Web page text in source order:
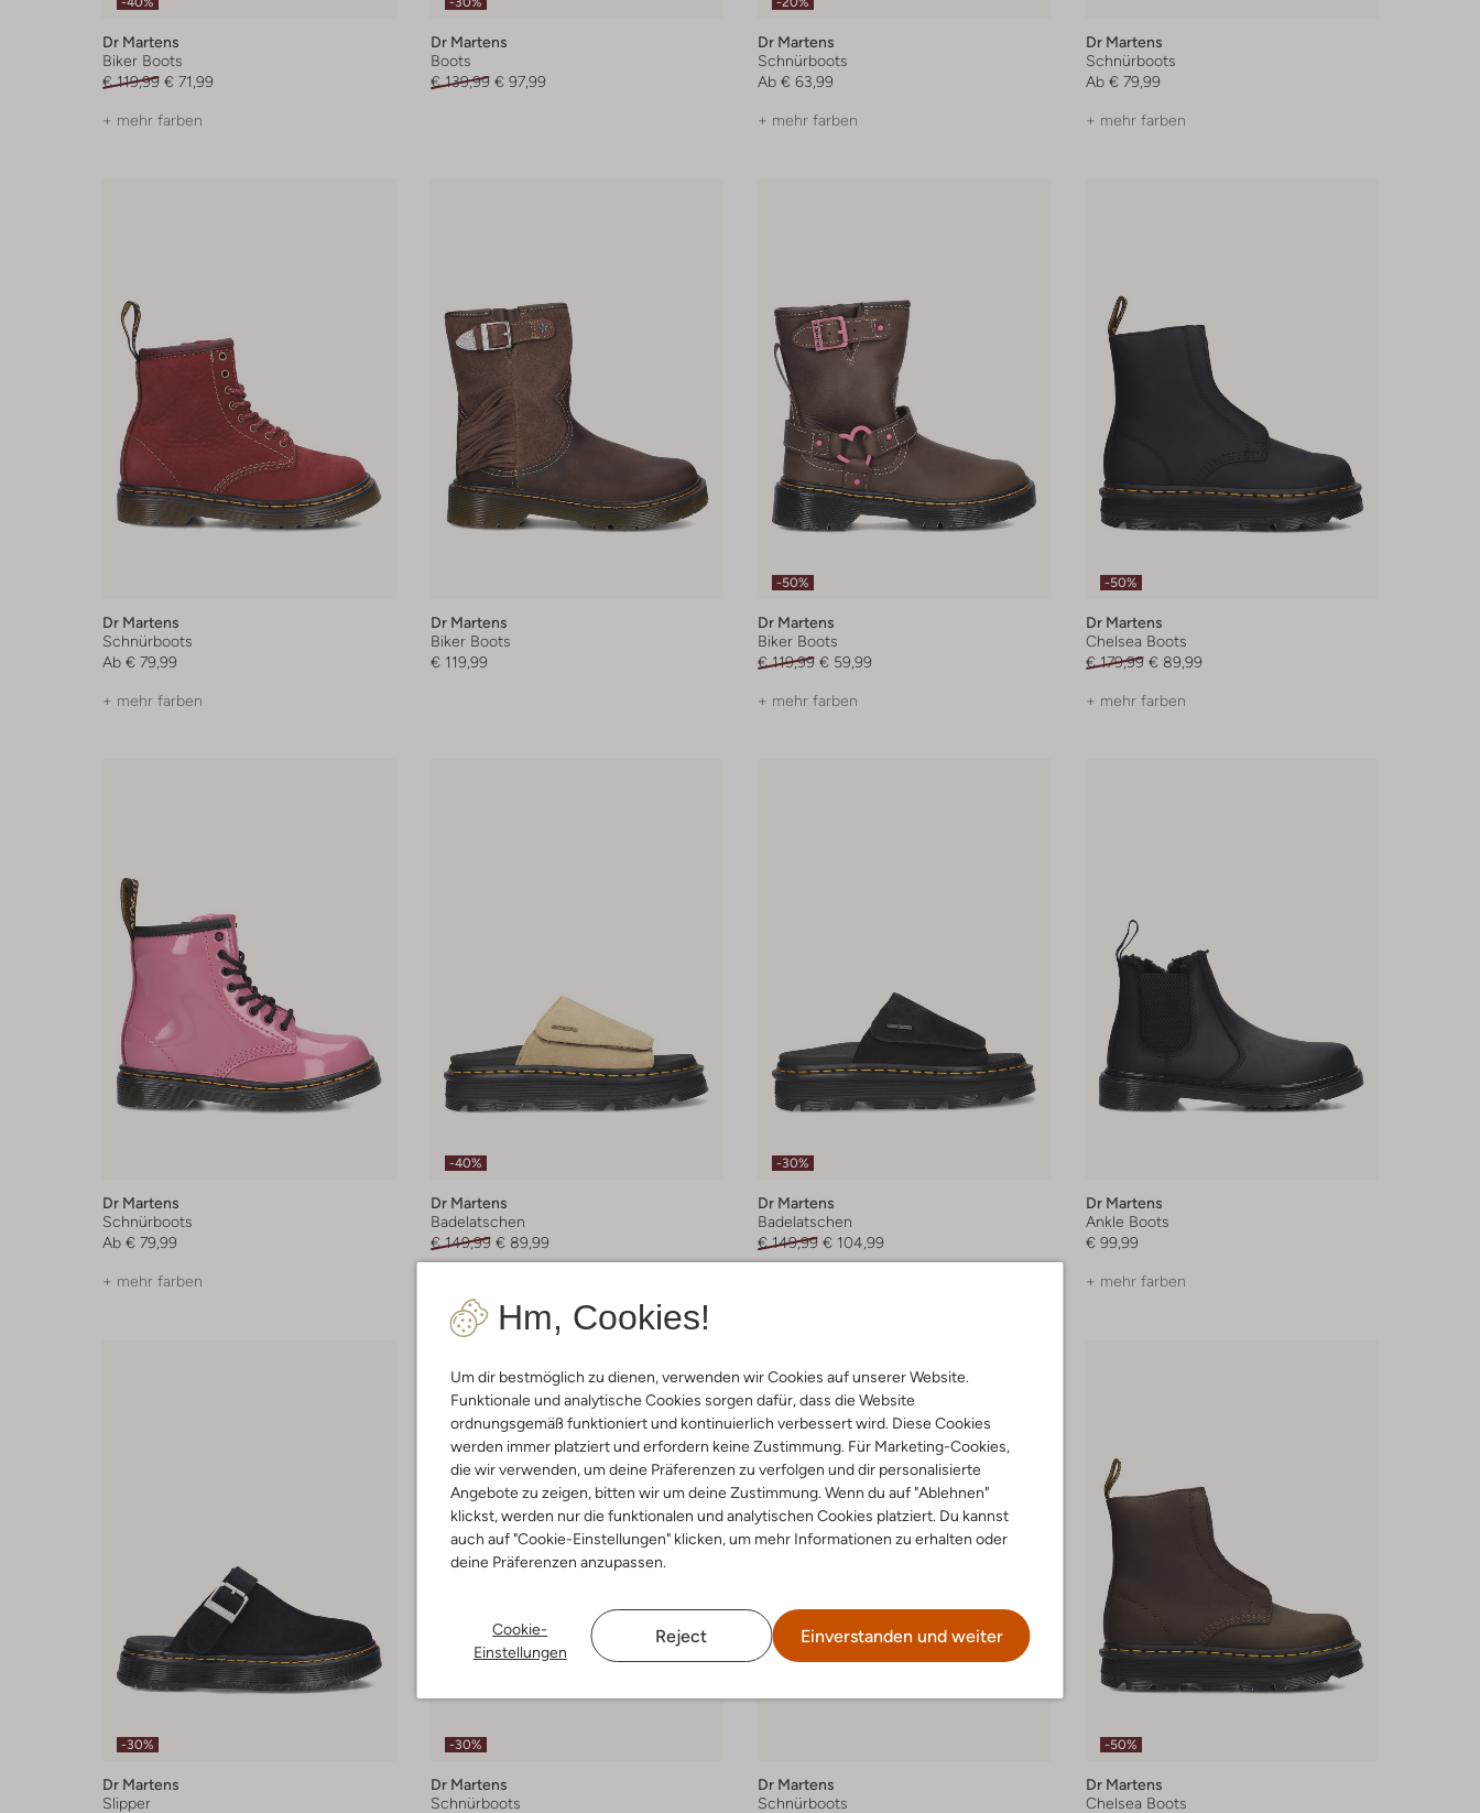
Hm, Cookies!
Um dir bestmöglich zu dienen, verwenden wir Cookies auf unserer Website.
Funktionale und analytische Cookies sorgen dafür, dass die Website
ordnungsgemäß funktioniert und kontinuierlich verbessert wird. Diese Cookies
werden immer platziert und erfordern keine Zustimmung. Für Marketing-Cookies,
die wir verwenden, um deine Präferenzen zu verfolgen und dir personalisierte
Angebote zu zeigen, bitten wir um deine Zustimmung. Wenn du auf "Ablehnen"
klickst, werden nur die funktionalen und analytischen Cookies platziert. Du kannst
auch auf "Cookie-Einstellungen" klicken, um mehr Informationen zu erhalten oder
deine Präferenzen anzupassen.
Cookie-
Einstellungen
Reject Einverstanden und weiter
Dr Martens
Biker Boots
€ 119,99 € 71,99
+ mehr farben
Dr Martens
Boots
€ 139,99 € 97,99
Dr Martens
Schnürboots
Ab € 63,99
+ mehr farben
Dr Martens
Schnürboots
Ab € 79,99
+ mehr farben
Dr Martens
Schnürboots
Ab € 79,99
+ mehr farben
Dr Martens
Biker Boots
€ 119,99
-50%
Dr Martens
Biker Boots
€ 119,99 € 59,99
+ mehr farben
-50%
Dr Martens
Chelsea Boots
€ 179,99 € 89,99
+ mehr farben
Dr Martens
Schnürboots
Ab € 79,99
+ mehr farben
-40%
Dr Martens
Badelatschen
€ 149,99 € 89,99
-30%
Dr Martens
Badelatschen
€ 149,99 € 104,99
Dr Martens
Ankle Boots
€ 99,99
+ mehr farben
-30%
Dr Martens
Slipper
-30%
Dr Martens
Schnürboots
Dr Martens
Schnürboots
-50%
Dr Martens
Chelsea Boots